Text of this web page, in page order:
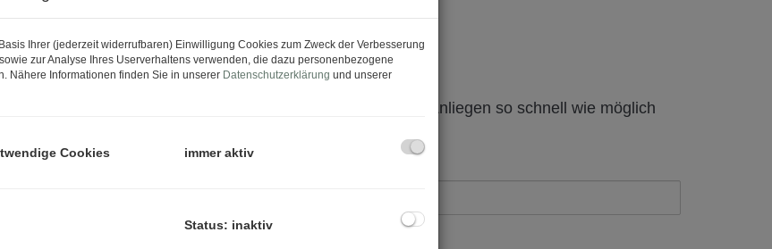
Formular. Eine/r unserer MitarbeiterInnen wird sich Ihrem Anliegen so schnell wie möglich
Ihrer (jederzeit widerrufbaren) Einwilligung Cookies zum Zweck der Verbesserung
zur Analyse Ihres Userverhaltens verwenden, die dazu personenbezogene
Nähere Informationen finden Sie in unserer Datenschutzerklärung und unserer
Cookies immer aktiv
Status: inaktiv